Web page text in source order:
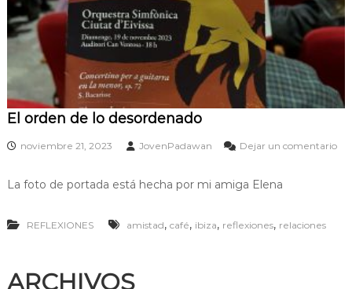
El orden de lo desordenado
noviembre 21, 2023 JovenPadawan
Dejar un comentario
E
r
d
La foto de portada está hecha por mi amiga Elena
REFLEXIONES amistad, café, ibiza, reflexiones, relaciones
ARCHIVOS